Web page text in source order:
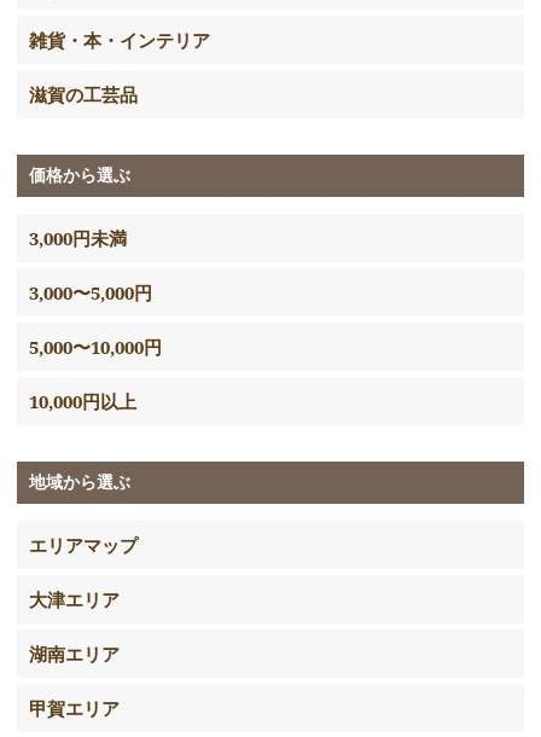
雑貨・本・インテリア
滋賀の工芸品
価格から選ぶ
3,000円未満
3,000〜5,000円
5,000〜10,000円
10,000円以上
地域から選ぶ
エリアマップ
大津エリア
湖南エリア
甲賀エリア